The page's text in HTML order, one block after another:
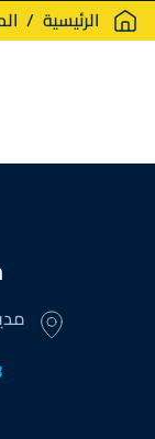
الرئيسية